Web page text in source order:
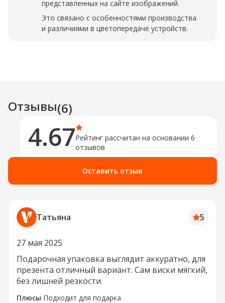
представленных на сайте изображений.
Это связано с особенностями производства
и различиями в цветопередаче устройств.
Отзывы(6)
4.67Рейтинг рассчитан на основании 6
отзывов
Оставить отзыв
Татьяна 5
27 мая 2025
Подарочная упаковка выглядит аккуратно, для
презента отличный вариант. Сам виски мягкий,
без лишней резкости.
Плюсы Подходит для подарка